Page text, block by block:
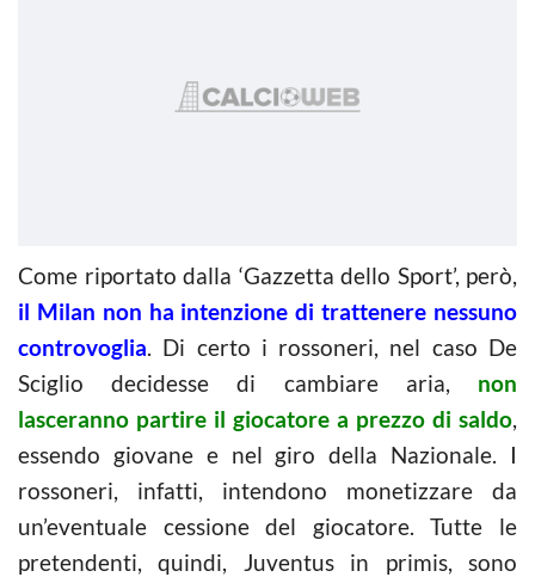
Come riportato dalla ‘Gazzetta dello Sport’, però,
il Milan non ha intenzione di trattenere nessuno
controvoglia. Di certo i rossoneri, nel caso De
Sciglio decidesse di cambiare aria, non
lasceranno partire il giocatore a prezzo di saldo,
essendo giovane e nel giro della Nazionale. I
rossoneri, infatti, intendono monetizzare da
un’eventuale cessione del giocatore. Tutte le
pretendenti, quindi, Juventus in primis, sono